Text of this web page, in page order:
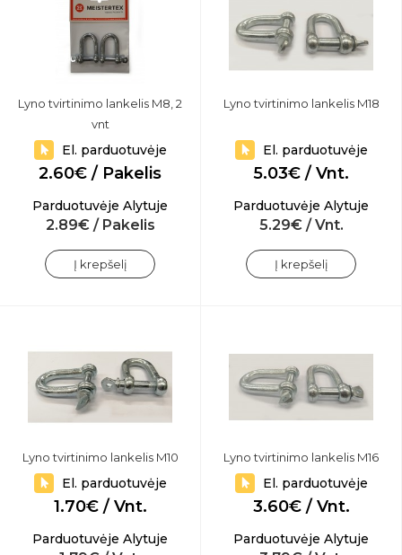
Lyno tvirtinimo lankelis M8, 2
vnt
El. parduotuvėje
2.60€ / Pakelis
Parduotuvėje Alytuje
2.89€ / Pakelis
Į krepšelį
Lyno tvirtinimo lankelis M18
El. parduotuvėje
5.03€ / Vnt.
Parduotuvėje Alytuje
5.29€ / Vnt.
Į krepšelį
Lyno tvirtinimo lankelis M10
El. parduotuvėje
1.70€ / Vnt.
Parduotuvėje Alytuje
Lyno tvirtinimo lankelis M16
El. parduotuvėje
3.60€ / Vnt.
Parduotuvėje Alytuje